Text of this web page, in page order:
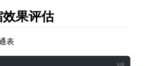
果评估
表